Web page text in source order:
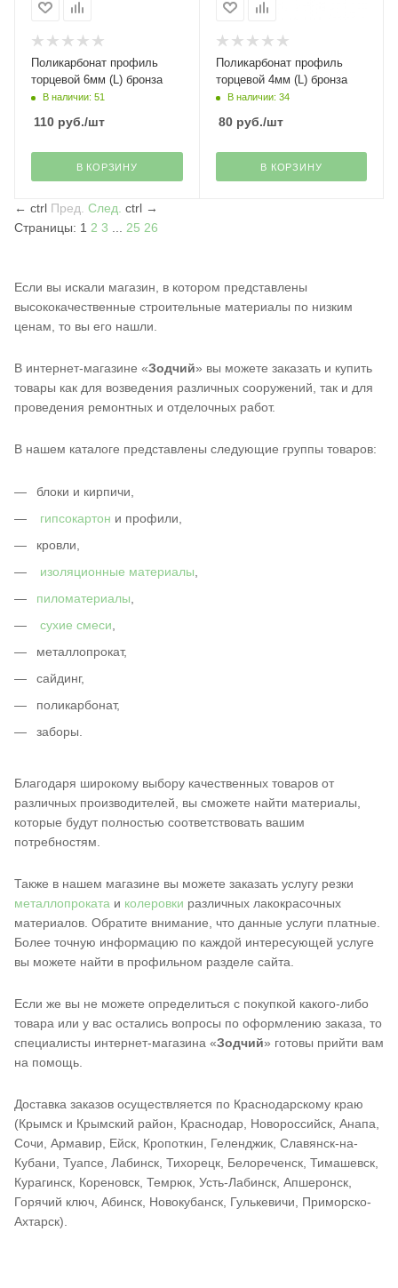
Поликарбонат профиль
торцевой 6мм (L) бронза
В наличии: 51
110 руб./шт
В КОРЗИНУ
Поликарбонат профиль
торцевой 4мм (L) бронза
В наличии: 34
80руб./шт
В КОРЗИНУ
← ctrl Пред. След. ctrl →
Страницы: 1 2 3 25 26
Если вы искали магазин, в котором представлены
высококачественные строительные материалы по низким
ценам, то вы его нашли.
В интернет-магазине «Зодчий» вы можете заказать и купить
товары как для возведения различных сооружений, так и для
проведения ремонтных и отделочных работ.
В нашем каталоге представлены следующие группы товаров:
блоки и кирпичи,
гипсокартон и профили,
кровли,
изоляционные материалы
пиломатериалы
сухие смеси
металлопрокат,
сайдинг,
поликарбонат,
заборы.
Благодаря широкому выбору качественных товаров от
различных производителей, вы сможете найти материалы,
которые будут полностью соответствовать вашим
потребностям.
Также в нашем магазине вы можете заказать услугу резки
металлопроката и колеровки различных лакокрасочных
материалов. Обратите внимание, что данные услуги платные.
Более точную информацию по каждой интересующей услуге
вы можете найти в профильном разделе сайта.
Если же вы не можете определиться с покупкой какого-либо
товара или у вас остались вопросы по оформлению заказа, то
специалисты интернет-магазина «Зодчий» готовы прийти вам
на помощь.
Доставка заказов осуществляется по Краснодарскому краю
(Крымск и Крымский район, Краснодар, Новороссийск, Анапа,
Сочи, Армавир, Ейск, Кропоткин, Геленджик, Славянск-на-
Кубани, Туапсе, Лабинск, Тихорецк, Белореченск, Тимашевск,
Курагинск, Кореновск, Темрюк, Усть-Лабинск, Апшеронск,
Горячий ключ, Абинск, Новокубанск, Гулькевичи, Приморско-
Ахтарск).